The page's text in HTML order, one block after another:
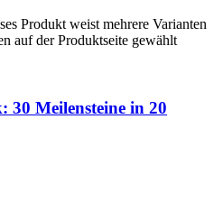
Produkt weist mehrere Varianten
auf der Produktseite gewählt
30 Meilensteine in 20